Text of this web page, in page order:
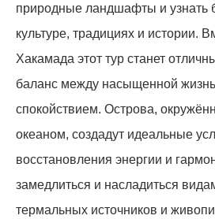
природные ландшафты и узнать
культуре, традициях и истории.
Хакамада этот тур станет
баланс между насыщенной
спокойствием. Острова,
океаном, создадут идеальные
восстановления энергии и
замедлиться и насладиться
термальных источников и